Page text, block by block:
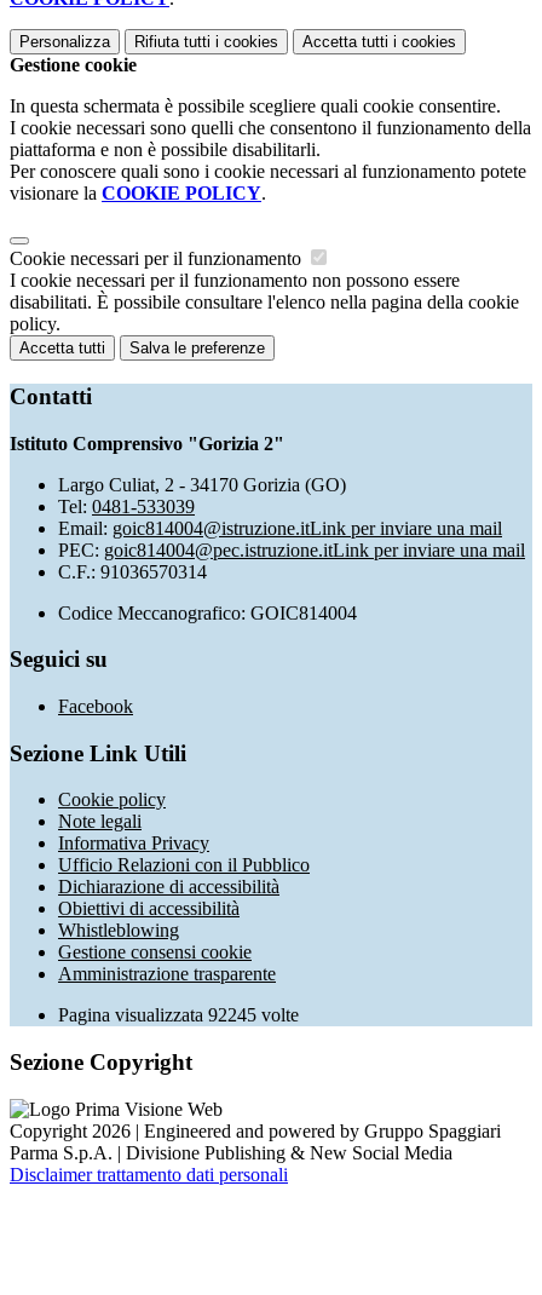
Personalizza Rifiuta tutti i cookies Accetta tutti i cookies
Gestione cookie
In questa schermata è possibile scegliere quali cookie consentire.
I cookie necessari sono quelli che consentono il funzionamento della
piattaforma e non è possibile disabilitarli.
Per conoscere quali sono i cookie necessari al funzionamento potete
visionare la COOKIE POLICY.
Cookie necessari per il funzionamento
I cookie necessari per il funzionamento non possono essere
disabilitati. È possibile consultare l'elenco nella pagina della cookie
policy.
Accetta tutti Salva le preferenze
Contatti
Istituto Comprensivo "Gorizia 2"
Largo Culiat, 2 - 34170 Gorizia (GO)
Tel: 0481-533039
Email: goic814004@istruzione.itLink per inviare una mail
PEC: goic814004@pec.istruzione.itLink per inviare una mail
C.F.: 91036570314
Codice Meccanografico: GOIC814004
Seguici su
Facebook
Sezione Link Utili
Cookie policy
Note legali
Informativa Privacy
Ufficio Relazioni con il Pubblico
Dichiarazione di accessibilità
Obiettivi di accessibilità
Whistleblowing
Gestione consensi cookie
Amministrazione trasparente
Pagina visualizzata 92245 volte
Sezione Copyright
Copyright 2026 | Engineered and powered by Gruppo Spaggiari
Parma S.p.A. | Divisione Publishing & New Social Media
Disclaimer trattamento dati personali